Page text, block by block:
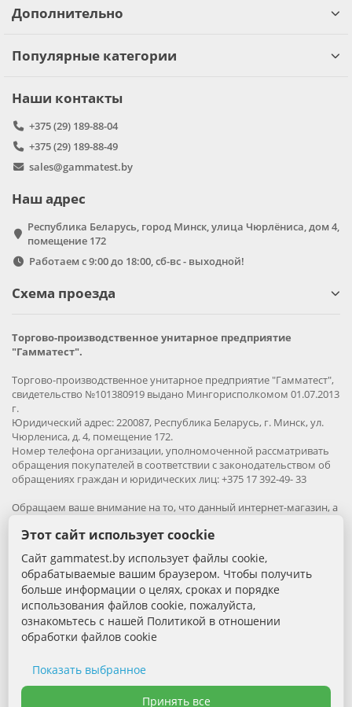
Дополнительно
Популярные категории
Наши контакты
+375 (29) 189-88-04
+375 (29) 189-88-49
sales@gammatest.by
Наш адрес
Республика Беларусь, город Минск, улица Чюрлёниса, дом 4,
помещение 172
Работаем с 9:00 до 18:00, сб-вс - выходной!
Схема проезда
Торгово-производственное унитарное предприятие
"Гамматест".
Торгово-производственное унитарное предприятие "Гамматест",
свидетельство №101380919 выдано Мингорисполкомом 01.07.2013
г.
Юридический адрес: 220087, Республика Беларусь, г. Минск, ул.
Чюрлениса, д. 4, помещение 172.
Номер телефона организации, уполномоченной рассматривать
обращения покупателей в соответствии с законодательством об
обращениях граждан и юридических лиц: +375 17 392-49- 33
Обращаем ваше внимание на то, что данный интернет-магазин, а
нём, носит исключительно информационный характер и ни при
Вся информация на сайте – собственность интернет-магазина
gammatest.by. Все права защищены.
Публикация информации с сайта без разрешения
правообладателя запрена.
+375 (29) 389-88-68 - Специалист по продажам
Этот сайт использует coockie
Сайт gammatest.by использует файлы cookie,
обрабатываемые вашим браузером. Чтобы получить
больше информации о целях, сроках и порядке
использования файлов cookie, пожалуйста,
ознакомьтесь с нашей Политикой в отношении
обработки файлов cookie
Показать выбранное
Необходимые cookieПринять все